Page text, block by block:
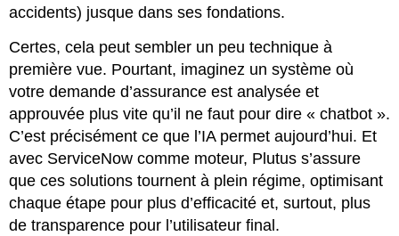
accidents) jusque dans ses fondations.
Certes, cela peut sembler un peu technique à
première vue. Pourtant, imaginez un système où
votre demande d’assurance est analysée et
approuvée plus vite qu’il ne faut pour dire « chatbot ».
C’est précisément ce que l’IA permet aujourd’hui. Et
avec ServiceNow comme moteur, Plutus s’assure
que ces solutions tournent à plein régime, optimisant
chaque étape pour plus d’efficacité et, surtout, plus
de transparence pour l’utilisateur final.